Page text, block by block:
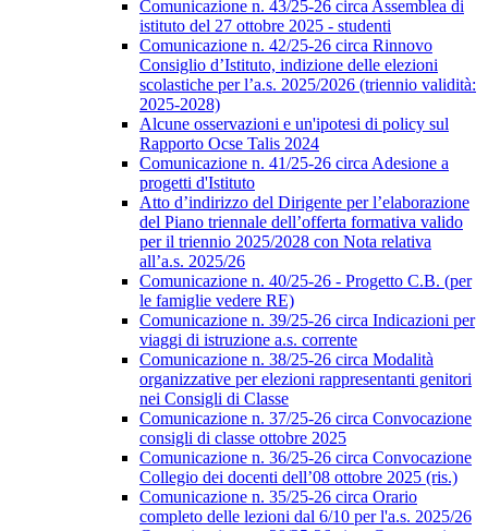
Comunicazione n. 43/25-26 circa Assemblea di
istituto del 27 ottobre 2025 - studenti
Comunicazione n. 42/25-26 circa Rinnovo
Consiglio d’Istituto, indizione delle elezioni
scolastiche per l’a.s. 2025/2026 (triennio validità:
2025-2028)
Alcune osservazioni e un'ipotesi di policy sul
Rapporto Ocse Talis 2024
Comunicazione n. 41/25-26 circa Adesione a
progetti d'Istituto
Atto d’indirizzo del Dirigente per l’elaborazione
del Piano triennale dell’offerta formativa valido
per il triennio 2025/2028 con Nota relativa
all’a.s. 2025/26
Comunicazione n. 40/25-26 - Progetto C.B. (per
le famiglie vedere RE)
Comunicazione n. 39/25-26 circa Indicazioni per
viaggi di istruzione a.s. corrente
Comunicazione n. 38/25-26 circa Modalità
organizzative per elezioni rappresentanti genitori
nei Consigli di Classe
Comunicazione n. 37/25-26 circa Convocazione
consigli di classe ottobre 2025
Comunicazione n. 36/25-26 circa Convocazione
Collegio dei docenti dell’08 ottobre 2025 (ris.)
Comunicazione n. 35/25-26 circa Orario
completo delle lezioni dal 6/10 per l'a.s. 2025/26